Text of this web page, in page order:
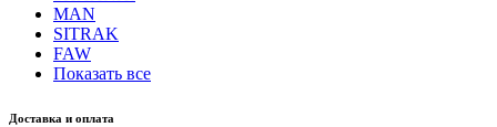
MAN
SITRAK
FAW
Показать все
Доставка и оплата